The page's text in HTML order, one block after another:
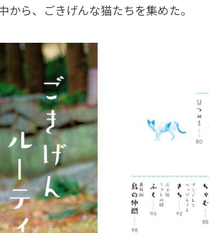
ら、ごきげんな猫たちを集めた。